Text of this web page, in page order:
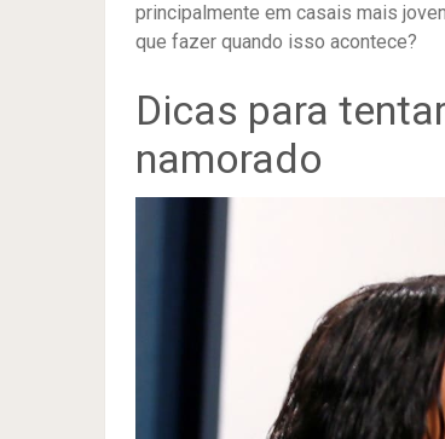
principalmente em casais mais
que fazer quando isso acontece?
Dicas para
namorado